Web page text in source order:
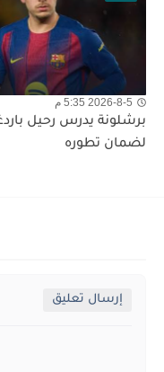
2026-8-5 5:35 م
برشلونة يدرس رحيل
لضمان تطوره
إرسال تعليق